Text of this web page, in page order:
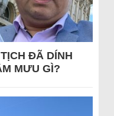
ĐÃ DÍNH
MƯU GÌ?